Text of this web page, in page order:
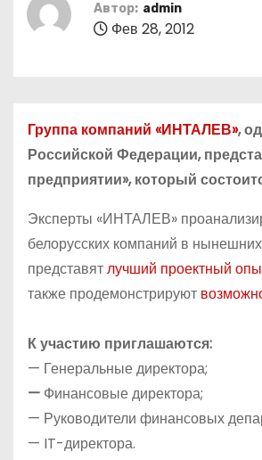
Автор: admin
Фев 28, 2012
Группа компаний «ИНТАЛЕВ»,
Российской Федерации,
предприятии», который
Эксперты «ИНТАЛЕВ»
белорусских компаний в
представятлучший проектный
также продемонстрируют
К участию приглашаются:
— Генеральные директора;
— Финансовые директора;
— Руководители финансовых
— IT-директора.